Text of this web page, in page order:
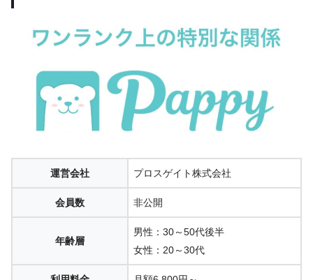
運営会社 プロスゲイト株式会社
会員数 非公開
年齢層
男性：30～50代後半
女性：20～30代